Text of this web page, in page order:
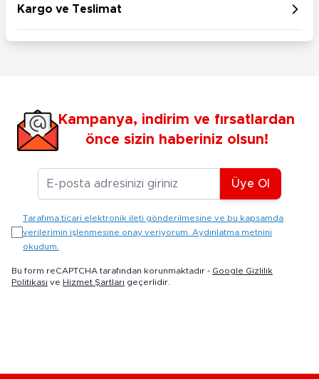
Kargo ve Teslimat
Kampanya, indirim ve fırsatlardan
önce sizin haberiniz olsun!
E-posta Adresiniz
Üye Ol
Tarafıma ticari elektronik ileti gönderilmesine ve bu kapsamda
verilerimin işlenmesine onay veriyorum. Aydınlatma metnini
okudum.
Bu form reCAPTCHA tarafından korunmaktadır - Google Gizlilik
Politikası ve Hizmet Şartları geçerlidir.